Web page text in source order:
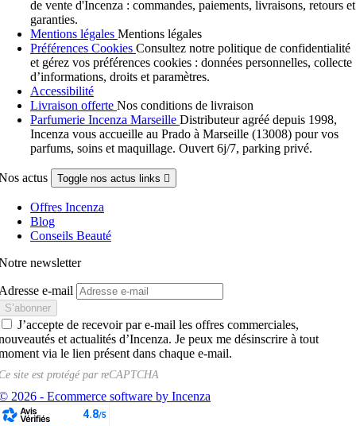
de vente d'Incenza : commandes, paiements, livraisons, retours et
garanties.
Mentions légales Mentions légales
Préférences Cookies Consultez notre politique de confidentialité
et gérez vos préférences cookies : données personnelles, collecte
d’informations, droits et paramètres.
Accessibilité
Livraison offerte Nos conditions de livraison
Parfumerie Incenza Marseille Distributeur agréé depuis 1998,
Incenza vous accueille au Prado à Marseille (13008) pour vos
parfums, soins et maquillage. Ouvert 6j/7, parking privé.
actus Toggle nos actus links 
Offres Incenza
Blog
Conseils Beauté
newsletter
e-mail
J’accepte de recevoir par e-mail les offres commerciales,
et actualités d’Incenza. Je peux me désinscrire à tout
via le lien présent dans chaque e-mail.
site est protégé parreCAPTCHA
2026 - Ecommerce software by Incenza